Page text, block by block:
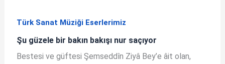
Türk Sanat Müziği Eserlerimiz
Şu güzele bir bakın bakışı nur saçıyor
Bestesi ve güftesi Şemseddîn Ziyâ Bey’e âit olan,